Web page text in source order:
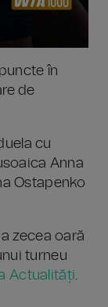
în
de
cu
Anna
Ostapenko
zecea oară
turneu
Actualități.